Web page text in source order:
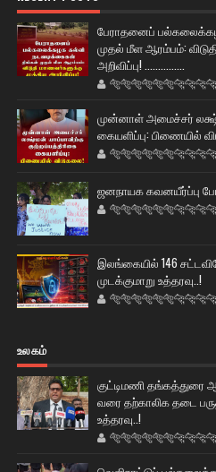
பேராதனைப்
முதல் மீள ஆரம்பம்:
அறிவிப்பு! ...............
முன்னாள் அமைச்சர்
கையளிப்பு: பிணையில்
ஜனநாயக கவனயீர்ப்பு
இலங்கையில் 146
முடக்குமாறு உத்தரவு..!
உலகம்
குட்டிமணி தங்கத்துரை
வரை தற்காலிக தடை
உத்தரவு..!